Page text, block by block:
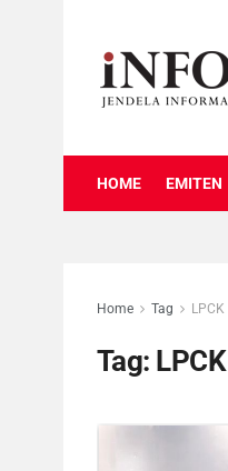
HOME EMITEN
Home Tag LPCK
Tag: LPCK